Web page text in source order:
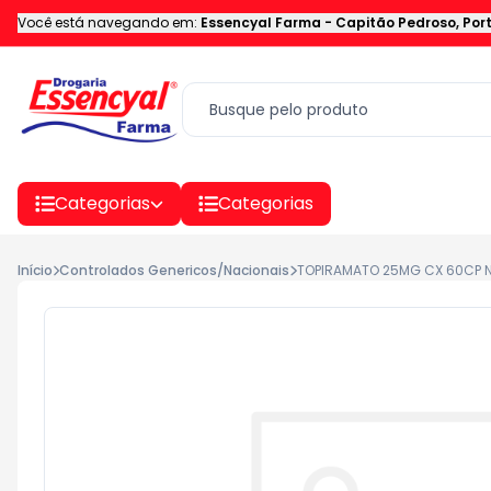
Você está navegando em: Essencyal Farma - Capitão Pedroso,
Categorias Categorias
Início Controlados Genericos/Nacionais TOPIRAMATO 25MG CX 60CP